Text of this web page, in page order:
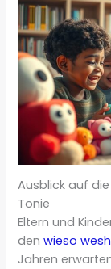
Ausblick auf
Tonie
Eltern und
denwieso
Jahren